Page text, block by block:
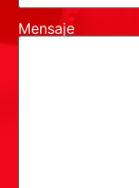
Mensaje